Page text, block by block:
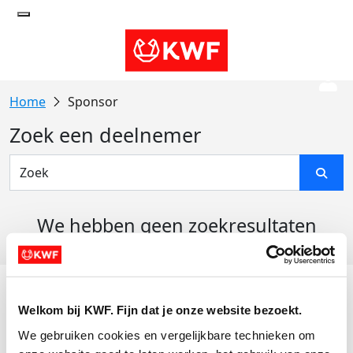
Welkom bij KWF. Fijn dat je onze website bezoekt.
We gebruiken cookies en vergelijkbare technieken om
Sponsor
Zoek een deelnemer
We hebben geen zoekresultaten
Actiematerialen
Evenementen